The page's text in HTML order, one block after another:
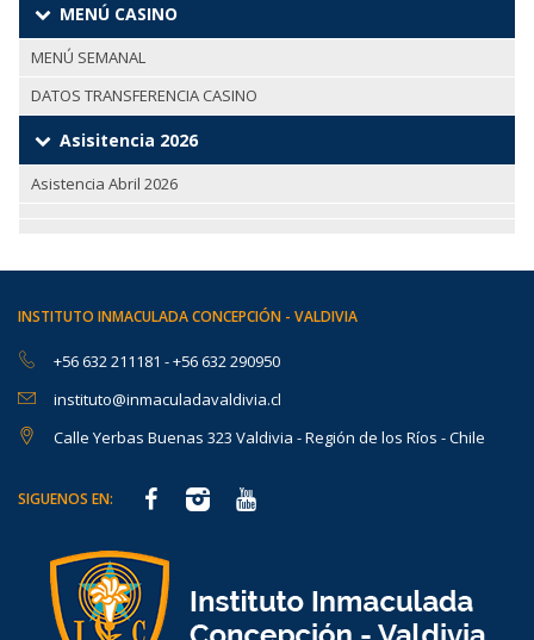
MENÚ CASINO
MENÚ SEMANAL
DATOS TRANSFERENCIA CASINO
Asisitencia 2026
Asistencia Abril 2026
INSTITUTO INMACULADA CONCEPCIÓN - VALDIVIA
+56 632 211181 -+56 632 290950
instituto@inmaculadavaldivia.cl
Calle Yerbas Buenas 323 Valdivia - Región de los Ríos - Chile
SIGUENOS EN: